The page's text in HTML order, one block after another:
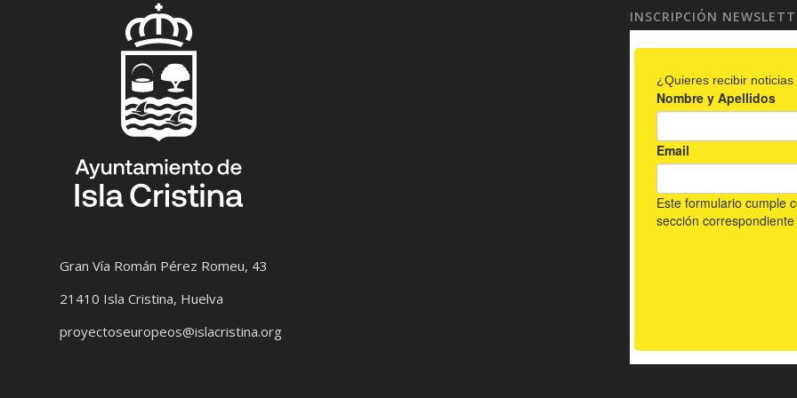
Gran Vía Román Pérez Romeu, 43
21410 Isla Cristina, Huelva
proyectoseuropeos@islacristina.org
INSCRIPCIÓN